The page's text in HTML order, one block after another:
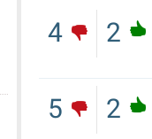
2
4
2
5